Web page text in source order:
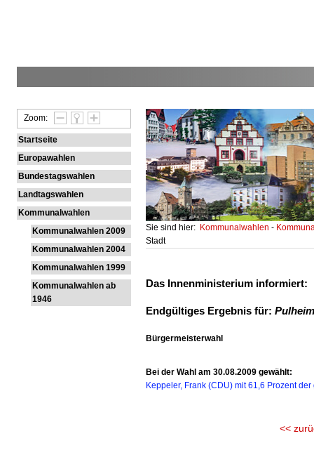
Zoom:
Startseite
Europawahlen
Bundestagswahlen
Landtagswahlen
Kommunalwahlen
Kommunalwahlen 2009
Kommunalwahlen 2004
Kommunalwahlen 1999
Kommunalwahlen ab
1946
Sie sind hier: Kommunalwahlen-
Stadt
Das Innenministerium informiert:
Endgültiges Ergebnis für:
Bürgermeisterwahl
Bei der Wahl am 30.08.2009 gewählt:
Keppeler, Frank (CDU) mit 61,6 Prozent
<<